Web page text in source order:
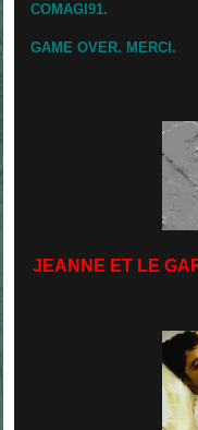
COMAGI91.
GAME OVER. MERCI.
JEANNE ET LE